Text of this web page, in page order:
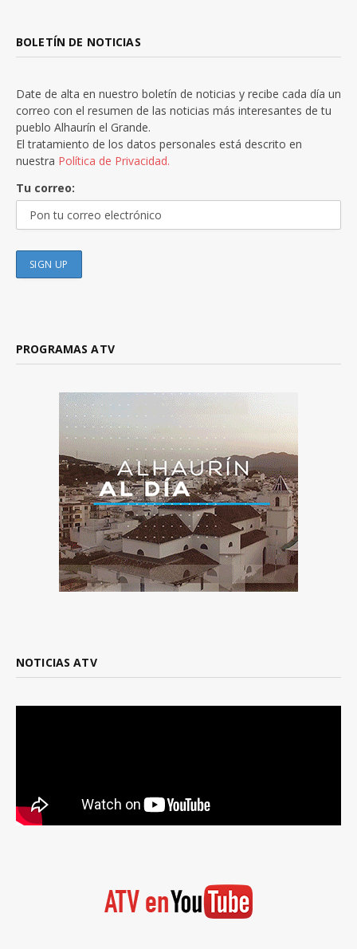
BOLETÍN DE NOTICIAS
Date de alta en nuestro boletín de noticias y recibe cada día un
correo con el resumen de las noticias más interesantes de tu
pueblo Alhaurín el Grande.
El tratamiento de los datos personales está descrito en
nuestra Política de Privacidad.
Tu correo:
PROGRAMAS ATV
NOTICIAS ATV